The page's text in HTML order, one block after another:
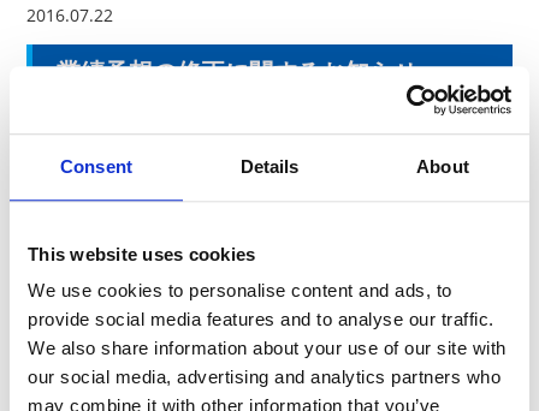
Consent Details About
This website uses cookies
We use cookies to personalise content and ads, to
provide social media features and to analyse our traffic.
We also share information about your use of our site with
our social media, advertising and analytics partners who
may combine it with other information that you’ve
2016.07.22
業績予想の修正に関するお知らせ
本日、東京証券取引所にて「業績予想の修正に関するお知ら
せ」を発表しました。
News Release
Archive